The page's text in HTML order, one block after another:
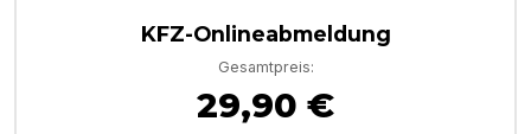
KFZ-Onlineabmeldung
Gesamtpreis:
29,90 €